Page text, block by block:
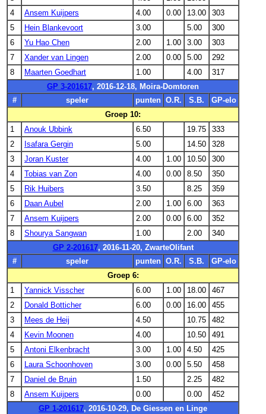
4
Ansem Kuijpers 4.00 0.00 13.00
303
5
Hein Blankevoort 3.00 5.00
300
6
Yu Hao Chen 2.00 1.00 3.00
303
7
Xander van Lingen 2.00 0.00 5.00
292
8
Maarten Goedhart 1.00 4.00
317
GP 3-201617, 2016-12-18, Moira-Domtoren
#
speler punten O.R. S.B.
GP-elo
Groep 10:
1
Anouk Ubbink 6.50 19.75
333
2
Isafara Gergin 5.00 14.50
328
3
Joran Kuster 4.00 1.00 10.50
300
4
Tobias van Zon 4.00 0.00 8.50
350
5
Rik Huibers 3.50 8.25
359
6
Daan Aubel 2.00 1.00 6.00
363
7
Ansem Kuijpers 2.00 0.00 6.00
352
8
Shourya Sangwan 1.00 2.00
340
GP 2-201617, 2016-11-20, ZwarteOlifant
#
speler punten O.R. S.B.
GP-elo
Groep 6:
1
Yannick Visscher 6.00 1.00 18.00
467
2
Donald Botticher 6.00 0.00 16.00
455
3
Mees de Heij 4.50 10.75
482
4
Kevin Moonen 4.00 10.50
491
5
Antoni Elkenbracht 3.00 1.00 4.50
425
6
Laura Schoonhoven 3.00 0.00 5.50
458
7
Daniel de Bruin 1.50 2.25
482
8
Ansem Kuijpers 0.00 0.00
452
GP 1-201617, 2016-10-29, De Giessen en Linge